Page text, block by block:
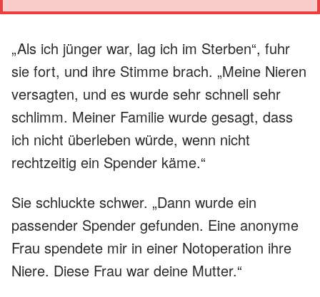
„Als ich jünger war, lag ich im Sterben“, fuhr
sie fort, und ihre Stimme brach. „Meine Nieren
versagten, und es wurde sehr schnell sehr
schlimm. Meiner Familie wurde gesagt, dass
ich nicht überleben würde, wenn nicht
rechtzeitig ein Spender käme.“
Sie schluckte schwer. „Dann wurde ein
passender Spender gefunden. Eine anonyme
Frau spendete mir in einer Notoperation ihre
Niere. Diese Frau war deine Mutter.“